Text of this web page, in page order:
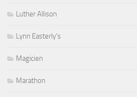
Luther Allison
Lynn Easterly's
Magicien
Marathon